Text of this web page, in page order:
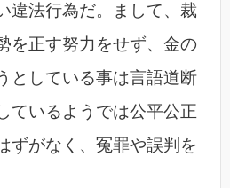
違法行為だ。まして、裁
を正す努力をせず、金の
としている事は言語道断
ているようでは公平公正
ずがなく、冤罪や誤判を